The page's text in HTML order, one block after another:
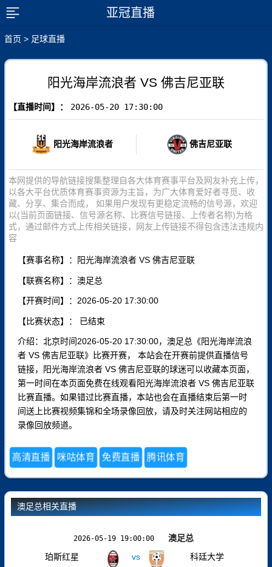
亚冠直播
首页 > 足球直播
阳光海岸流浪者 VS 佛吉尼亚联
【直播时间】： 2026-05-20 17:30:00
阳光海岸流浪者 佛吉尼亚联
本网提供的导航链接搜集整理自各大体育赛事平台及网友补充上传，
以各大平台优质体育赛事资源为主旨，为广大体育爱好者寻觅、收
藏、分享、集合而成， 如果用户发现有更稳定流畅的信号源，欢迎
以(当前页面链接、信号源名称、比赛信号链接、上传者名称)为格
式，通过邮件方式上传相关链接，网友上传链接不得包含违法违规内
容
【赛事名称】：阳光海岸流浪者 VS 佛吉尼亚联
【联赛名称】：澳足总
【开赛时间】：2026-05-20 17:30:00
【比赛状态】： 已结束
介绍：北京时间2026-05-20 17:30:00，澳足总《阳光海岸流浪
者 VS 佛吉尼亚联》比赛开赛， 本站会在开赛前提供直播信号
链接，阳光海岸流浪者 VS 佛吉尼亚联的球迷可以收藏本页面，
第一时间在本页面免费在线观看阳光海岸流浪者 VS 佛吉尼亚联
比赛直播。如果错过比赛直播，本站也会在直播结束后第一时
间送上比赛视频集锦和全场录像回放，请及时关注网站相应的
录像回放频道。
高清直播 咪咕体育 免费直播 腾讯体育
澳足总相关直播
2026-05-19 19:00:00
澳足总
珀斯红星
vs 科廷大学